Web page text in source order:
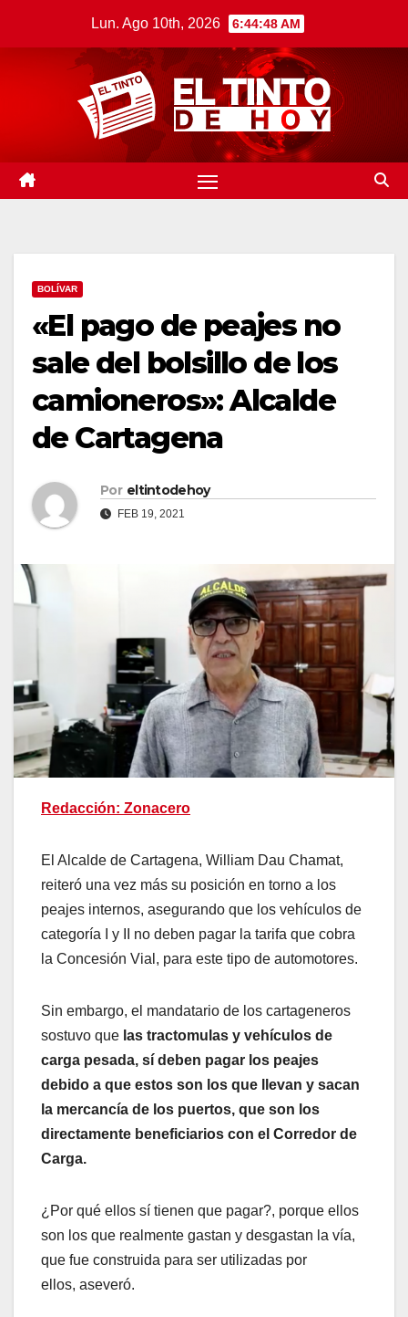
Lun. Ago 10th, 2026 6:44:49 AM
BOLÍVAR
«El pago de peajes no
sale del bolsillo de los
camioneros»: Alcalde
de Cartagena
Por eltintodehoy
FEB 19, 2021
Redacción: Zonacero
El Alcalde de Cartagena, William Dau Chamat,
reiteró una vez más su posición en torno a los
peajes internos, asegurando que los vehículos de
categoría I y II no deben pagar la tarifa que cobra
la Concesión Vial, para este tipo de automotores.
Sin embargo, el mandatario de los cartageneros
sostuvo que las tractomulas y vehículos de
carga pesada, sí deben pagar los peajes
debido a que estos son los que llevan y sacan
la mercancía de los puertos, que son los
directamente beneficiarios con el Corredor de
Carga.
¿Por qué ellos sí tienen que pagar?, porque ellos
son los que realmente gastan y desgastan la vía,
que fue construida para ser utilizadas por
ellos, aseveró.